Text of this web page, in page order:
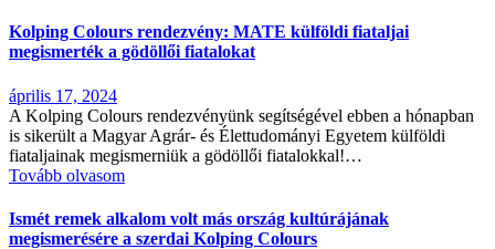
Kolping Colours rendezvény: MATE külföldi fiataljai
megismerték a gödöllői fiatalokat
április 17, 2024
A Kolping Colours rendezvényünk segítségével ebben a hónapban
is sikerült a Magyar Agrár- és Élettudományi Egyetem külföldi
fiataljainak megismerniük a gödöllői fiatalokkal!…
Tovább olvasom
Ismét remek alkalom volt más ország kultúrájának
megismerésére a szerdai Kolping Colours